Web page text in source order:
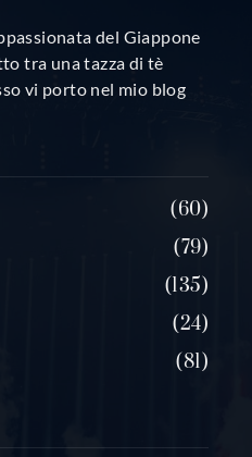
del Giappone
tra una tazza di tè
vi porto nel mio blog
60
79
135
24
81